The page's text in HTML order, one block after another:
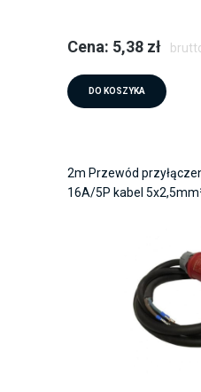
Cena: 5,38 zł
DO KOSZYKA
2m Przewód
16A/5P kabel